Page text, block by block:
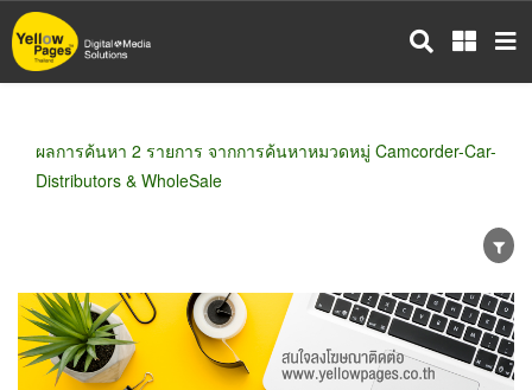
ข้าม
ไป
ผลการค้นหา 2 รายการ จากการค้นหาหมวดหมู่ Camcorder-Car-
Distributors & WholeSale
ขายส่ง ขายปลีก ผู้ผลิต
ตัวแทนจัดจำหน่าย
ผู้ส่งออก/นำเข้า
ธุรกิจบริการ